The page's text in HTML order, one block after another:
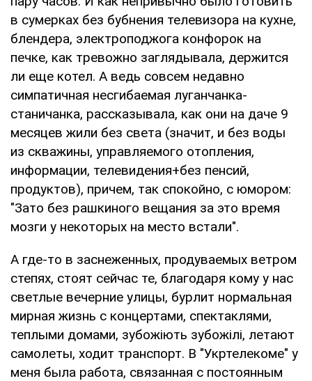
в сумерках без бубнения телевизора на кухне,
блендера, электроподжога конфорок на
печке, как тревожно заглядывала, держится
ли еще котел. А ведь совсем недавно
симпатичная несгибаемая луганчанка-
станичанка, рассказывала, как они на даче 9
месяцев жили без света (значит, и без воды
из скважины, управляемого отопления,
информации, телевидения+без пенсий,
продуктов), причем, так спокойно, с юмором:
"Зато без рашкиного вещания за это время
мозги у некоторых на место встали".
А где-то в заснеженных, продуваемых ветром
степях, стоят сейчас те, благодаря кому у нас
светлые вечерние улицы, бурлит нормальная
мирная жизнь с концертами, спектаклями,
теплыми домами, зубожіють зубожілі, летают
самолеты, ходит транспорт. В "Укртелекоме" у
меня была работа, связанная с постоянным